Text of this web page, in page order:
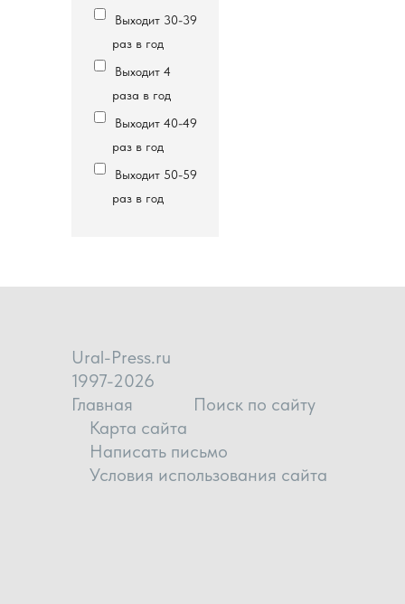
Выходит 30-39
раз в год
Выходит 4
раза в год
Выходит 40-49
раз в год
Выходит 50-59
раз в год
Ural-Press.ru
1997-2026
Главная
Поиск по сайту
Карта сайта
Написать письмо
Условия использования сайта